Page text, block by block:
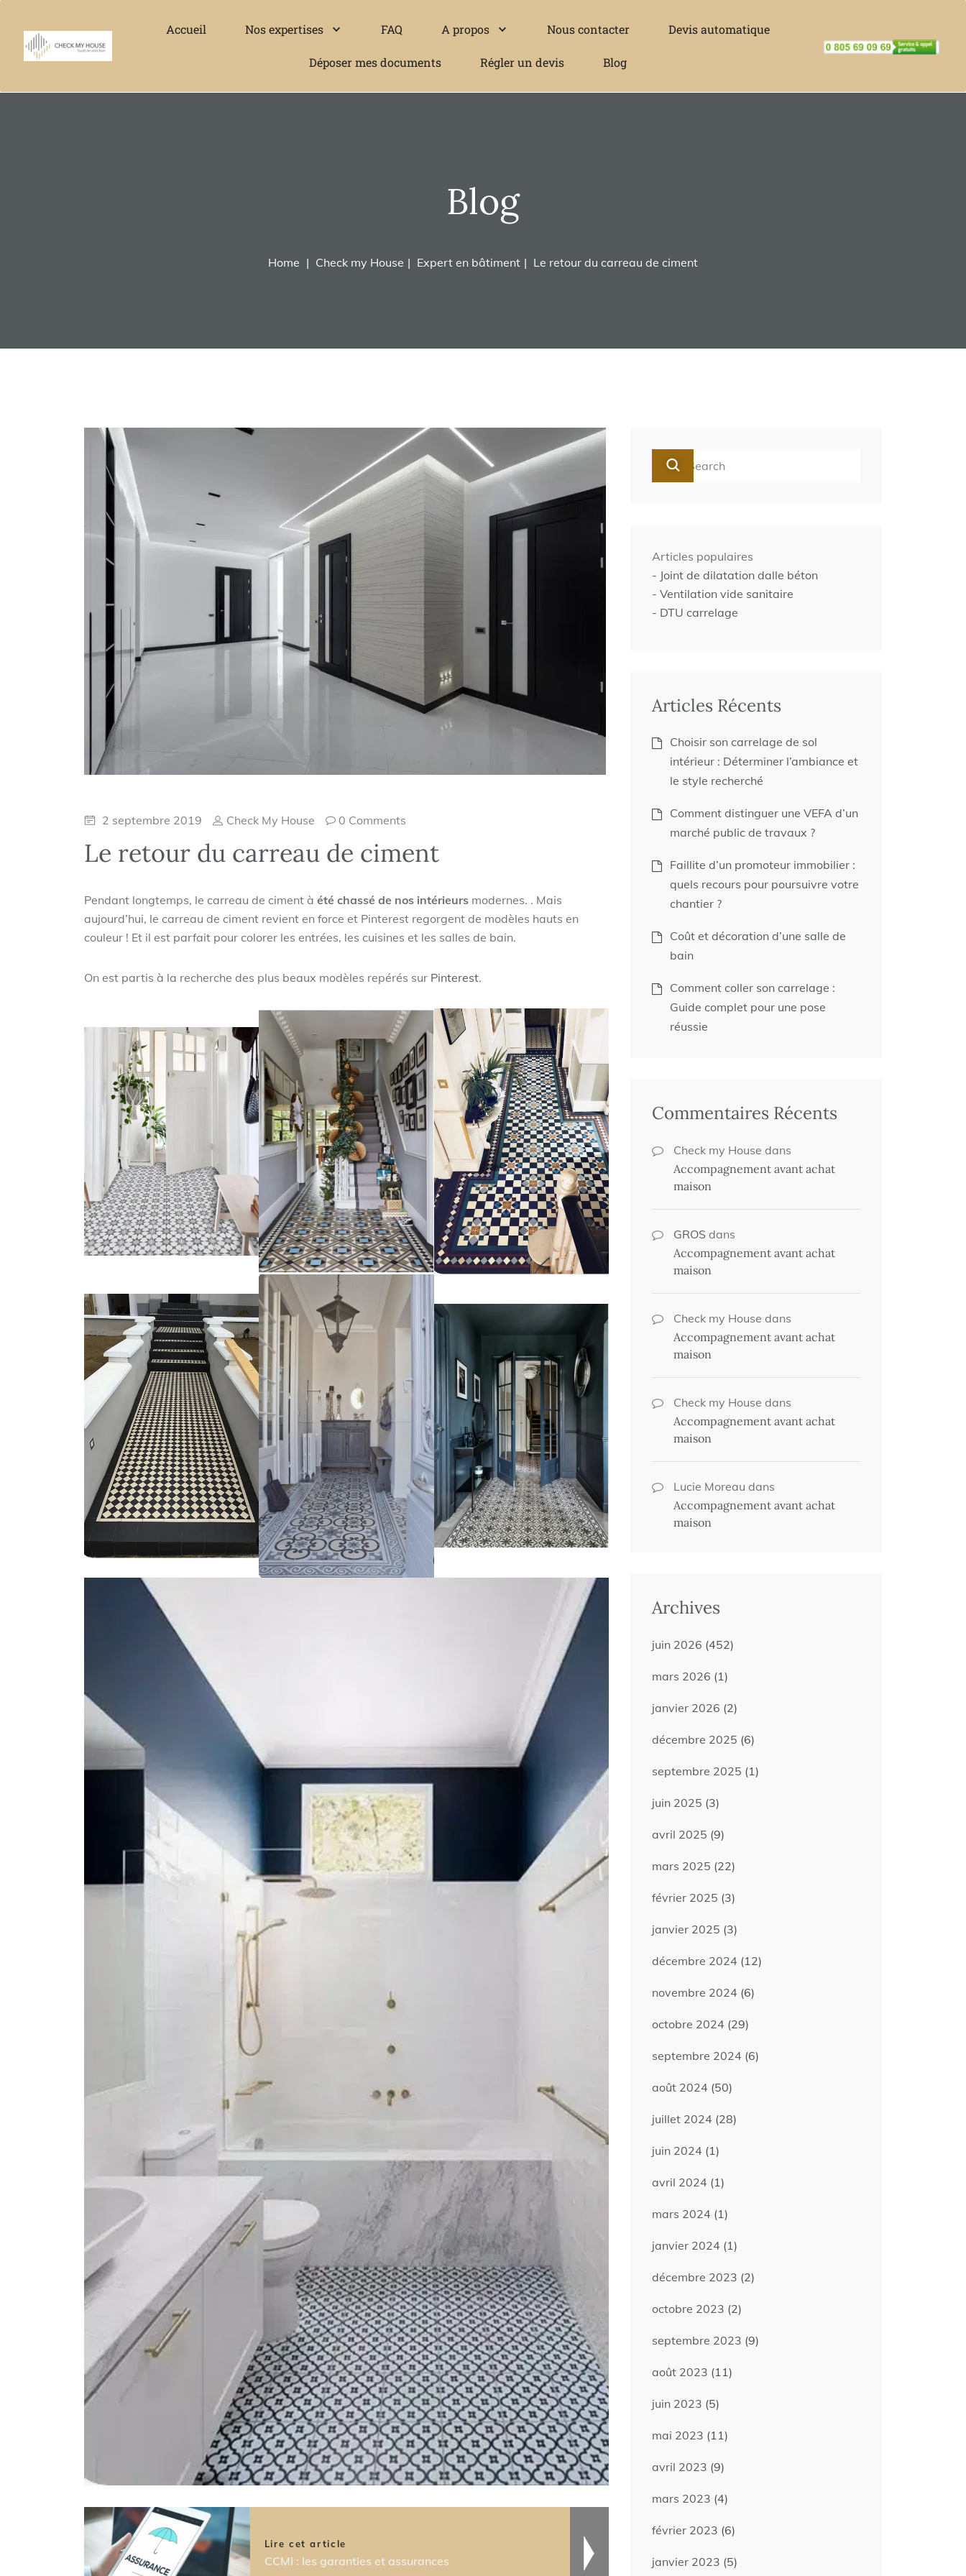
Accueil Nos expertises FAQ A propos Nous contacter Devis automatique
Déposer mes documents Régler un devis Blog
Blog
Home Check my House Expert en bâtiment Le retour du carreau de ciment
2 septembre 2019 Check My House 0 Comments
Le retour du carreau de ciment
Pendant longtemps, le carreau de ciment à été chassé de nos intérieurs modernes. . Mais
aujourd’hui, le carreau de ciment revient en force et Pinterest regorgent de modèles hauts en
couleur ! Et il est parfait pour colorer les entrées, les cuisines et les salles de bain.
On est partis à la recherche des plus beaux modèles repérés sur Pinterest.
Lire cet article
CCMI : les garanties et assurances
Articles populaires
- Joint de dilatation dalle béton
- Ventilation vide sanitaire
- DTU carrelage
Articles Récents
Choisir son carrelage de sol
intérieur : Déterminer l’ambiance et
le style recherché
Comment distinguer une VEFA d’un
marché public de travaux ?
Faillite d’un promoteur immobilier :
quels recours pour poursuivre votre
chantier ?
Coût et décoration d’une salle de
bain
Comment coller son carrelage :
Guide complet pour une pose
réussie
Commentaires Récents
Check my House dans
Accompagnement avant achat
maison
GROS dans
Accompagnement avant achat
maison
Check my House dans
Accompagnement avant achat
maison
Check my House dans
Accompagnement avant achat
maison
Lucie Moreau dans
Accompagnement avant achat
maison
Archives
juin 2026 (452)
mars 2026 (1)
janvier 2026 (2)
décembre 2025 (6)
septembre 2025 (1)
juin 2025 (3)
avril 2025 (9)
mars 2025 (22)
février 2025 (3)
janvier 2025 (3)
décembre 2024 (12)
novembre 2024 (6)
octobre 2024 (29)
septembre 2024 (6)
août 2024 (50)
juillet 2024 (28)
juin 2024 (1)
avril 2024 (1)
mars 2024 (1)
janvier 2024 (1)
décembre 2023 (2)
octobre 2023 (2)
septembre 2023 (9)
août 2023 (11)
juin 2023 (5)
mai 2023 (11)
avril 2023 (9)
mars 2023 (4)
février 2023 (6)
janvier 2023 (5)